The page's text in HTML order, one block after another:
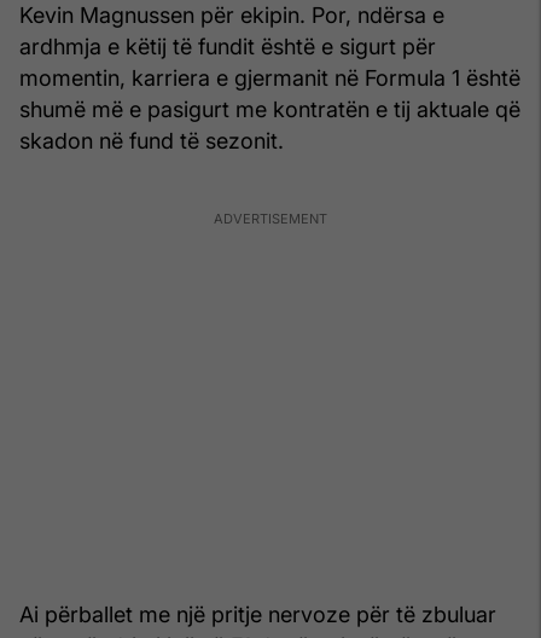
Kevin Magnussen për ekipin. Por, ndërsa e
ardhmja e këtij të fundit është e sigurt për
momentin, karriera e gjermanit në Formula 1 është
shumë më e pasigurt me kontratën e tij aktuale që
skadon në fund të sezonit.
Ai përballet me një pritje nervoze për të zbuluar